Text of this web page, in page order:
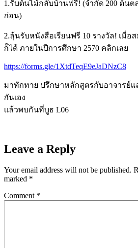
1.รับต้นไม้กลับบ้านฟรี! (จำกัด 200 ต้น
ก่อน)
2.ลุ้นรับหนังสือเรียนฟรี 10 รางวัล! เมื่อ
ก็ได้ ภายในปีการศึกษา 2570 คลิกเลย
https://forms.gle/1XtdTeqE9eJaDNzC8
มาทักทาย ปรึกษาหลักสูตรกับอาจารย์แ
กันเอง
แล้วพบกันที่บูธ L06
Leave a Reply
Your email address will not be published.
marked *
Comment *